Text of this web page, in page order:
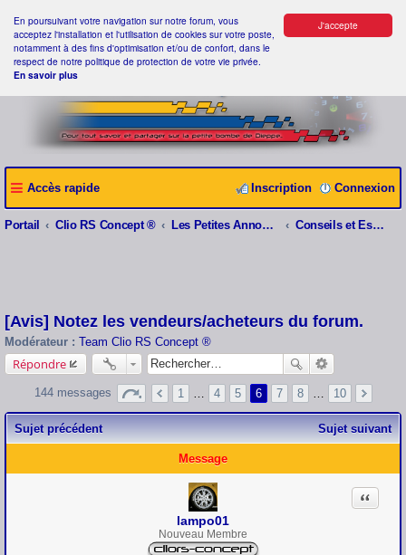
J'accepte
En poursuivant votre navigation sur notre forum, vous
acceptez l'installation et l'utilisation de cookies sur votre poste,
notamment à des fins d'optimisation et/ou de confort, dans le
respect de notre politique de protection de votre vie privée.
En savoir plus
Accès rapide Connexion
Inscription
Portail Clio RS Concept ® Les Petites Annonces Clio RS Concept ® Conseils et Estimations
[Avis] Notez les vendeurs/acheteurs du forum.
Modérateur : Team Clio RS Concept ®
Répondre
144 messages 1 4 5 6 7 8 10
Sujet précédent Sujet suivant
Message
lampo01
Nouveau Membre
Citation